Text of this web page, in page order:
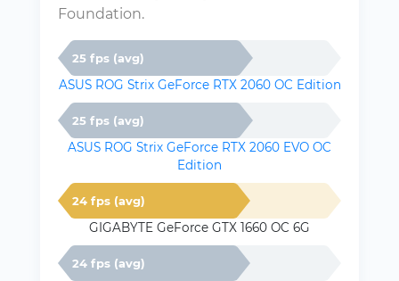
Foundation.
25 fps (avg)
ASUS ROG Strix GeForce RTX 2060 OC Edition
25 fps (avg)
ASUS ROG Strix GeForce RTX 2060 EVO OC
Edition
24 fps (avg)
GIGABYTE GeForce GTX 1660 OC 6G
24 fps (avg)